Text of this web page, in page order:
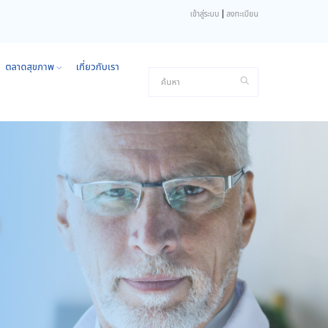
เข้าสู่ระบบ | ลงทะเบียน
ตลาดสุขภาพ เกี่ยวกับเรา